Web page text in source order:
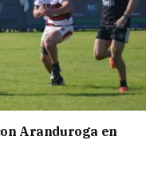
Aranduroga en